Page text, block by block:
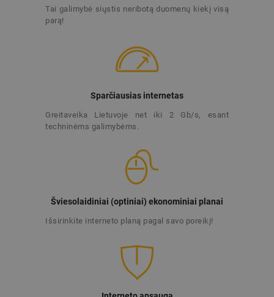
Tai galimybė siųstis neribotą duomenų kiekį visą
parą!
Sparčiausias internetas
Greitaveika Lietuvoje net iki 2 Gb/s, esant
techninėms galimybėms.
Šviesolaidiniai (optiniai) ekonominiai planai
Išsirinkite interneto planą pagal savo poreikį!